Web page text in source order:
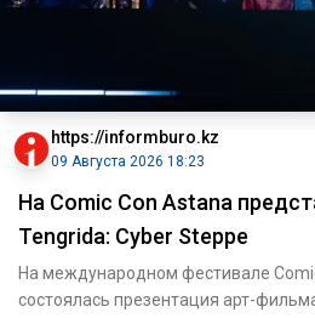
https://informburo.kz
09 Августа 2026 18:23
На Comic Con Astana
Tengrida: Cyber Steppe
На международном фестивале
состоялась презентация арт-